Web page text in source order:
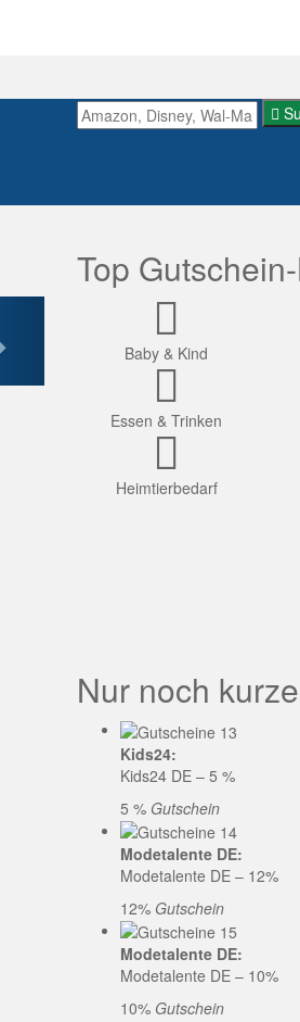
Top
Baby & Kind
Essen & Trinken
Heimtierbedarf
Nur noch
Kids24:
Kids24 DE – 5 %
5 % Gutschein
Modetalente DE:
Modetalente DE – 12%
12% Gutschein
Modetalente DE:
Modetalente DE – 10%
10% Gutschein